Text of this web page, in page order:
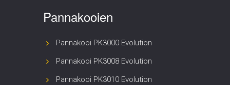
Pannakooien
Pannakooi PK3000 Evolution
Pannakooi PK3008 Evolution
Pannakooi PK3010 Evolution